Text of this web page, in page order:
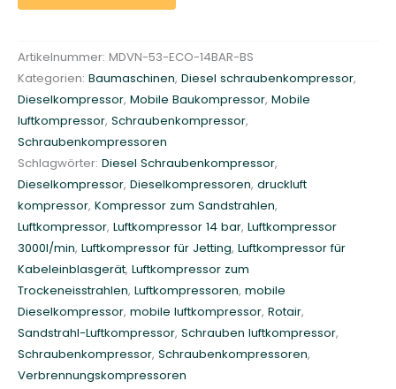
k
o
m
p
r
e
s
s
o
r
1
4
b
a
r
3
Artikelnummer: MDVN-53-ECO-14BAR-BS
Kategorien: Baumaschinen, Diesel schraubenkompressor,
Dieselkompressor, Mobile Baukompressor, Mobile
luftkompressor, Schraubenkompressor,
Schraubenkompressoren
Schlagwörter: Diesel Schraubenkompressor,
Dieselkompressor, Dieselkompressoren, druckluft
kompressor, Kompressor zum Sandstrahlen,
Luftkompressor, Luftkompressor 14 bar, Luftkompressor
3000l/min, Luftkompressor für Jetting, Luftkompressor für
Kabeleinblasgerät, Luftkompressor zum
Trockeneisstrahlen, Luftkompressoren, mobile
Dieselkompressor, mobile luftkompressor, Rotair,
Sandstrahl-Luftkompressor, Schrauben luftkompressor,
Schraubenkompressor, Schraubenkompressoren,
Verbrennungskompressoren